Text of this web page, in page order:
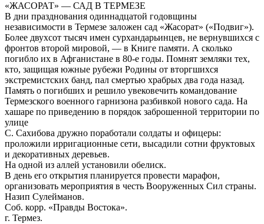
«ЖАСОРАТ» — САД В ТЕРМЕЗЕ
В дни празднования одиннадцатой годовщины
независимости в Термезе заложен сад «Жасорат» («Подвиг»).
Более двухсот тысяч имен сурхандарьинцев, не вернувшихся с
фронтов второй мировой, — в Книге памяти. А сколько
погибло их в Афганистане в 80-е годы. Помнят земляки тех,
кто, защищая южные рубежи Родины от вторгшихся
экстремистских банд, пал смертью храбрых два года назад.
Память о погибших и решило увековечить командование
Термезского военного гарнизона разбивкой нового сада. На
хашаре по приведению в порядок заброшенной территории по
улице
С. Сахибова дружно поработали солдаты и офицеры:
проложили ирригационные сети, высадили сотни фруктовых
и декоративных деревьев.
На одной из аллей установили обелиск.
В день его открытия планируется провести марафон,
организовать мероприятия в честь Вооруженных Сил страны.
Назип Сулейманов.
Соб. корр. «Правды Востока».
г. Термез.